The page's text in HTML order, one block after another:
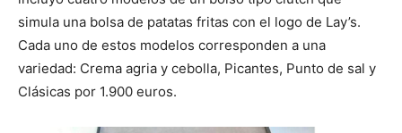
simula una bolsa de patatas fritas con el logo de Lay’s.
Cada uno de estos modelos corresponden a una
variedad: Crema agria y cebolla, Picantes, Punto de sal y
Clásicas por 1.900 euros.